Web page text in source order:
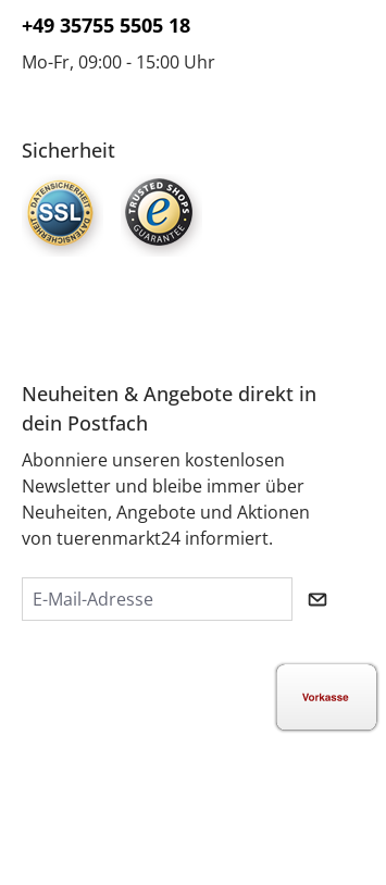
+49 35755 5505 18
Mo-Fr, 09:00 - 15:00 Uhr
Sicherheit
Neuheiten & Angebote direkt in
dein Postfach
Abonniere unseren kostenlosen
Newsletter und bleibe immer über
Neuheiten, Angebote und Aktionen
von tuerenmarkt24 informiert.